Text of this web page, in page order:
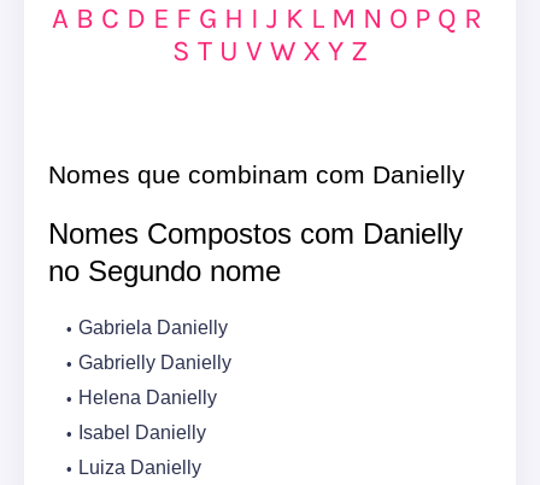
A B C D E F G H I J K L M N O P Q R
S T U V W X Y Z
Nomes que combinam com Danielly
Nomes Compostos com Danielly
no Segundo nome
Gabriela Danielly
Gabrielly Danielly
Helena Danielly
Isabel Danielly
Luiza Danielly